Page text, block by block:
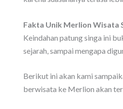
Fakta Unik Merlion Wisata
Keindahan patung singa ini
sejarah, sampai mengapa
Berikut ini akan kami
berwisata ke Merlion akan